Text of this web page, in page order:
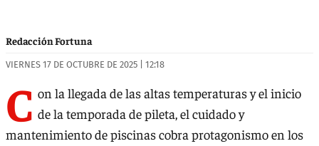
Redacción Fortuna
VIERNES 17 DE OCTUBRE DE 2025 | 12:18
C on la llegada de las altas temperaturas y el inicio
de la temporada de pileta, el cuidado y
mantenimiento de piscinas cobra protagonismo en los